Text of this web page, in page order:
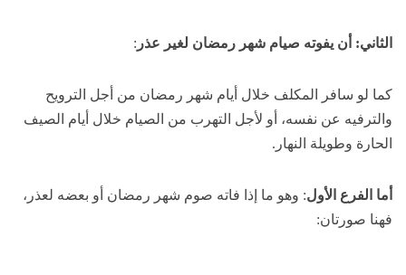
الثاني: أن يفوته صيام شهر رمضان لغير عذر :
كما لو سافر المكلف خلال أيام شهر رمضان من أجل الترويح
والترفيه عن نفسه، أو لأجل التهرب من الصيام خلال أيام الصيف
الحارة وطويلة النهار.
أما الفرع الأول: وهو ما إذا فاته صوم شهر رمضان أو بعضه لعذر،
فهنا صورتان: